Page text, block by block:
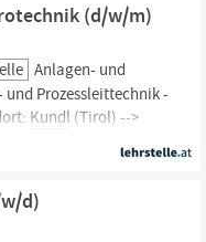
(d/w/m)
Anlagen- und
Prozessleittechnik -
Kundl (Tirol) -->
in Innsbruck -->
: bis 28. Februar
und Beseitigen
d)